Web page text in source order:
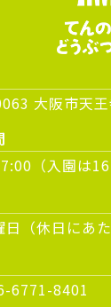
大阪市天
（入園は
（休日にあ
6771-8401